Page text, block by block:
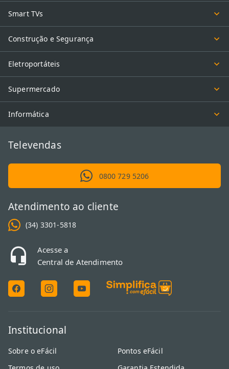
Smart TVs
Construção e Segurança
Eletroportáteis
Supermercado
Informática
Televendas
0800 729 5206
Atendimento ao cliente
(34) 3301-5818
Acesse a
Central de Atendimento
Institucional
Sobre o eFácil
Pontos eFácil